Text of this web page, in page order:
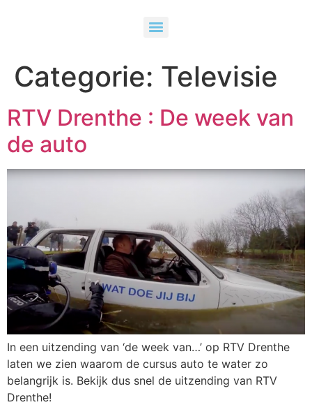
Categorie: Televisie
RTV Drenthe : De week van
de auto
In een uitzending van ‘de week van…’ op RTV Drenthe
laten we zien waarom de cursus auto te water zo
belangrijk is. Bekijk dus snel de uitzending van RTV
Drenthe!